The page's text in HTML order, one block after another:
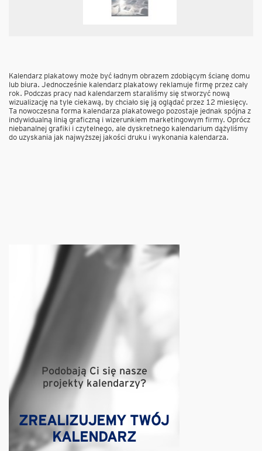
Kalendarz plakatowy może być ładnym obrazem zdobiącym ścianę domu
lub biura. Jednocześnie kalendarz plakatowy reklamuje firmę przez cały
rok. Podczas pracy nad kalendarzem staraliśmy się stworzyć nową
wizualizację na tyle ciekawą, by chciało się ją oglądać przez 12 miesięcy.
Ta nowoczesna forma kalendarza plakatowego pozostaje jednak spójna z
indywidualną linią graficzną i wizerunkiem marketingowym firmy. Oprócz
niebanalnej grafiki i czytelnego, ale dyskretnego kalendarium dążyliśmy
do uzyskania jak najwyższej jakości druku i wykonania kalendarza.
Podobają Ci się nasze
projekty kalendarzy?
ZREALIZUJEMY TWÓJ
KALENDARZ